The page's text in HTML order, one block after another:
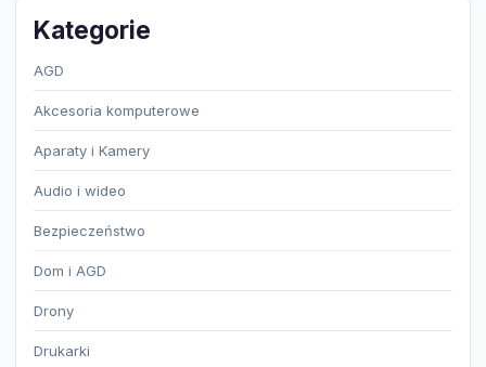
Kategorie
AGD
Akcesoria komputerowe
Aparaty i Kamery
Audio i wideo
Bezpieczeństwo
Dom i AGD
Drony
Drukarki